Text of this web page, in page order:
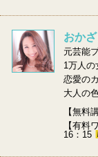
おか
元芸能
1万人の
恋愛の
大人の
【無料
【有料
16：15